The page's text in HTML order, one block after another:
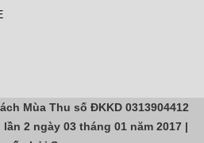
Mùa Thu số ĐKKD 0313904412
lần 2 ngày 03 tháng 01 năm 2017 |